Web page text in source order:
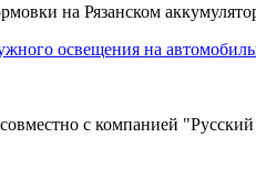
на Рязанском
освещения на
с компанией "Русский